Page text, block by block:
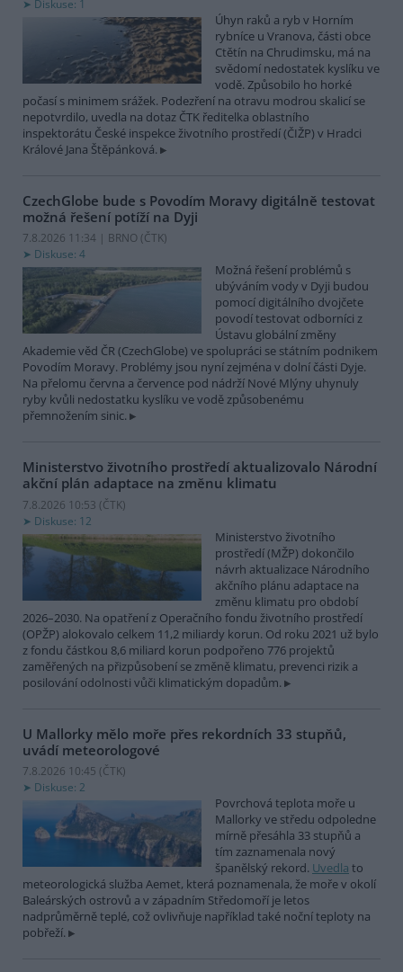
Diskuse: 1
Úhyn raků a ryb v Horním
rybníce u Vranova, části obce
Ctětín na Chrudimsku, má na
svědomí nedostatek kyslíku ve
vodě. Způsobilo ho horké
počasí s minimem srážek. Podezření na otravu modrou skalicí se
nepotvrdilo, uvedla na dotaz ČTK ředitelka oblastního
inspektorátu České inspekce životního prostředí (ČIŽP) v Hradci
Králové Jana Štěpánková.
CzechGlobe bude s Povodím Moravy digitálně testovat
možná řešení potíží na Dyji
7.8.2026 11:34 | BRNO (ČTK)
Diskuse: 4
Možná řešení problémů s
ubýváním vody v Dyji budou
pomocí digitálního dvojčete
povodí testovat odborníci z
Ústavu globální změny
Akademie věd ČR (CzechGlobe) ve spolupráci se státním podnikem
Povodím Moravy. Problémy jsou nyní zejména v dolní části Dyje.
Na přelomu června a července pod nádrží Nové Mlýny uhynuly
ryby kvůli nedostatku kyslíku ve vodě způsobenému
přemnožením sinic.
Ministerstvo životního prostředí aktualizovalo Národní
akční plán adaptace na změnu klimatu
7.8.2026 10:53 (ČTK)
Diskuse: 12
Ministerstvo životního
prostředí (MŽP) dokončilo
návrh aktualizace Národního
akčního plánu adaptace na
změnu klimatu pro období
2026–2030. Na opatření z Operačního fondu životního prostředí
(OPŽP) alokovalo celkem 11,2 miliardy korun. Od roku 2021 už bylo
z fondu částkou 8,6 miliard korun podpořeno 776 projektů
zaměřených na přizpůsobení se změně klimatu, prevenci rizik a
posilování odolnosti vůči klimatickým dopadům.
U Mallorky mělo moře přes rekordních 33 stupňů,
uvádí meteorologové
7.8.2026 10:45 (ČTK)
Diskuse: 2
Povrchová teplota moře u
Mallorky ve středu odpoledne
mírně přesáhla 33 stupňů a
tím zaznamenala nový
španělský rekord. Uvedla to
meteorologická služba Aemet, která poznamenala, že moře v okolí
Baleárských ostrovů a v západním Středomoří je letos
nadprůměrně teplé, což ovlivňuje například také noční teploty na
pobřeží.